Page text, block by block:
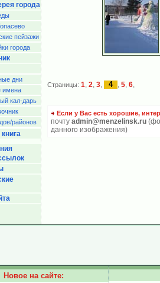
города
пейзажи
города
дни
имена
кал-дарь
райoнов
книга
Страницы: 1, 2, 3, 4 , 5, 6,
Если у Вас есть хорошие,
почту admin@menzelinsk.ru
данного изображения)
Новое на сайте: